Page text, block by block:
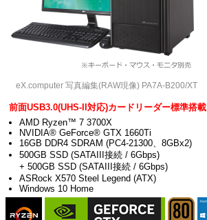
eX.computer 写真編集(RAW現像) PA7A-B200/XT
前面USB3.0(UHS-II対応)カードリーダー標準搭載
AMD Ryzen™ 7 3700X
NVIDIA® GeForce® GTX 1660Ti
16GB DDR4 SDRAM (PC4-21300、8GBx2)
500GB SSD (SATAIII接続 / 6Gbps)
+ 500GB SSD (SATAIII接続 / 6Gbps)
ASRock X570 Steel Legend (ATX)
Windows 10 Home